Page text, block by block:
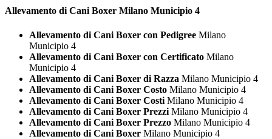
Allevamento di Cani Boxer Milano Municipio 4
Allevamento di Cani Boxer con Pedigree Milano
Municipio 4
Allevamento di Cani Boxer con Certificato Milano
Municipio 4
Allevamento di Cani Boxer di Razza Milano Municipio 4
Allevamento di Cani Boxer Costo Milano Municipio 4
Allevamento di Cani Boxer Costi Milano Municipio 4
Allevamento di Cani Boxer Prezzi Milano Municipio 4
Allevamento di Cani Boxer Prezzo Milano Municipio 4
Allevamento di Cani Boxer Milano Municipio 4